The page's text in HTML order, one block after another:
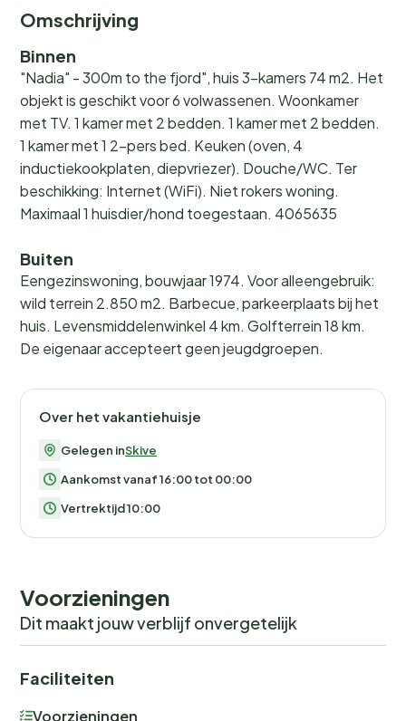
Omschrijving
Binnen
"Nadia" - 300m to the fjord", huis 3-kamers 74 m2. Het
objekt is geschikt voor 6 volwassenen. Woonkamer
met TV. 1 kamer met 2 bedden. 1 kamer met 2 bedden.
1 kamer met 1 2-pers bed. Keuken (oven, 4
inductiekookplaten, diepvriezer). Douche/WC. Ter
beschikking: Internet (WiFi). Niet rokers woning.
Maximaal 1 huisdier/hond toegestaan. 4065635
Buiten
Eengezinswoning, bouwjaar 1974. Voor alleengebruik:
wild terrein 2.850 m2. Barbecue, parkeerplaats bij het
huis. Levensmiddelenwinkel 4 km. Golfterrein 18 km.
De eigenaar accepteert geen jeugdgroepen.
Over het vakantiehuisje
Gelegen inSkive
Aankomst vanaf 16:00 tot 00:00
Vertrektijd 10:00
Voorzieningen
Dit maakt jouw verblijf onvergetelijk
Faciliteiten
Voorzieningen